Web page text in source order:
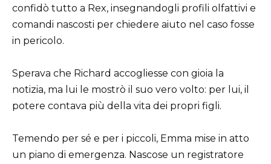
confidò tutto a Rex, insegnandogli profili olfattivi e
comandi nascosti per chiedere aiuto nel caso fosse
in pericolo.
Sperava che Richard accogliesse con gioia la
notizia, ma lui le mostrò il suo vero volto: per lui, il
potere contava più della vita dei propri figli.
Temendo per sé e per i piccoli, Emma mise in atto
un piano di emergenza. Nascose un registratore